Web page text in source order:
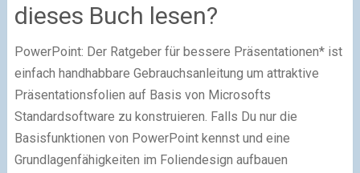
dieses Buch lesen?
PowerPoint: Der Ratgeber für bessere Präsentationen* ist
einfach handhabbare Gebrauchsanleitung um attraktive
Präsentationsfolien auf Basis von Microsofts
Standardsoftware zu konstruieren. Falls Du nur die
Basisfunktionen von PowerPoint kennst und eine
Grundlagenfähigkeiten im Foliendesign aufbauen